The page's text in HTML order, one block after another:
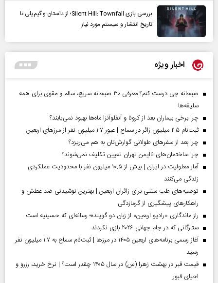
بررسی بازی Silent Hill: Townfall؛ از داستان و گیم‌پلی تا
تاریخ انتشار و سیستم مورد نیاز
اخبار ویژه
صبحانه چی درست کنم؟ معرفی ۳۰ صبحانه سریع، سالم و مقوی برای همه
سلیقه‌ها
چرا برخی بیماران بعد از کرونا و آنفلوآنزا ماه‌ها بهبود نمی‌یابند؟
ثبت‌نام ۲.۵ میلیون زائر در سماح | عبور ۱.۷ میلیون نفر از مرز‌های اربعین
چرا بعد از سفرهای طولانی گوارش‌تان به هم می‌ریزد؟
چرا ساختمان‌های ناایمن تهران تعیین تکلیف نمی‌شوند؟
آمار معلولیت در ایران | بیش از ۱۰.۵ میلیون نفر با محدودیت عملکردی
زندگی می‌کنند
توصیه‌های طب سنتی برای زائران اربعین | بهترین نوشیدنی ضد عطش و
راهکارهای پیشگیری از گرمازدگی
راز ماندگاری «رادیو اربعین» از زبان دو گوینده؛ رسانه‌ای که حسینیه است
ستارگانی که در جام جهانی ۲۰۲۶ بازی نکردند
آغاز رسمی برنامه‌های اربعین ۱۴۰۵ در مرز‌ها | ثبت‌نام سماح به ۱.۷ میلیون نفر
رسید
قیمت قبر در بهشت زهرا (س) در سال ۱۴۰۵ چقدر است؟ | نرخ خرید، رزرو و
احیای قبور